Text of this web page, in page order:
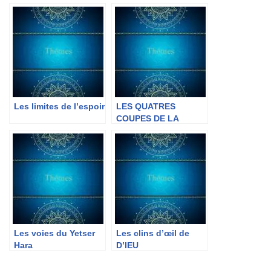
Les limites de l’espoir
LES QUATRES
COUPES DE LA
Les voies du Yetser
Hara
Les clins d’œil de
D’IEU